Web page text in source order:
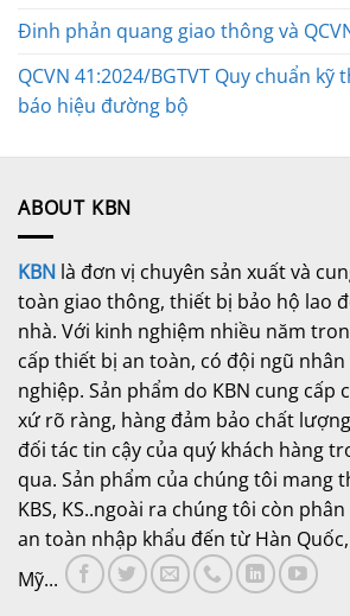
Đinh phản quang giao thông và
QCVN 41:2024/BGTVT Quy chuẩn kỹ
báo hiệu đường bộ
ABOUT KBN
KBN là đơn vị chuyên sản xuất và
toàn giao thông, thiết bị bảo hộ lao
nhà. Với kinh nghiệm nhiều năm
cấp thiết bị an toàn, có đội ngũ nhân
nghiệp. Sản phẩm do KBN cung cấp
xứ rõ ràng, hàng đảm bảo chất
đối tác tin cậy của quý khách hàng
qua. Sản phẩm của chúng tôi mang
KBS, KS..ngoài ra chúng tôi còn
an toàn nhập khẩu đến từ Hàn
Mỹ...